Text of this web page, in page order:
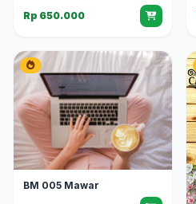
Rp 650.000
BM 005 Mawar